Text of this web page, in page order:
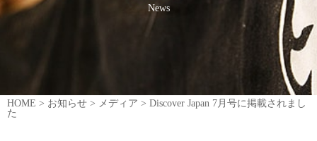
News
HOME > お知らせ > メディア > Discover Japan 7月号に掲載されまし
た